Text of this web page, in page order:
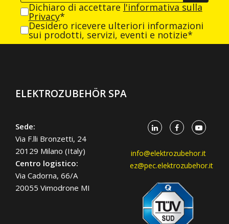
Dichiaro di accettare l'informativa sulla
Privacy*
Desidero ricevere ulteriori informazioni
sui prodotti, servizi, eventi e notizie*
ELEKTROZUBEHÖR SPA
Sede:
Via F.lli Bronzetti, 24
20129 Milano (Italy)
Centro logistico:
Via Cadorna, 66/A
20055 Vimodrone MI
info@elektrozubehor.it
ez@pec.elektrozubehor.it